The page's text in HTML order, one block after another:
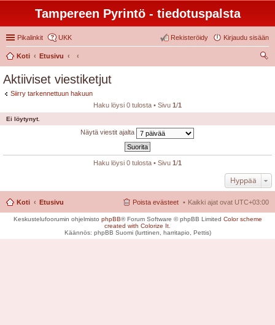
Tampereen Pyrintö - tiedotuspalsta
Pikalinkit UKK Kirjaudu sisään
Rekisteröidy
Koti
Etusivu
Aktiiviset viestiketjut
Siirry tarkennettuun hakuun
Haku löysi 0 tulosta • Sivu 1/1
Ei löytynyt.
Näytä viestit ajalta
Haku löysi 0 tulosta • Sivu 1/1
Hyppää
Koti Etusivu Kaikki ajat ovat UTC+03:00
Poista evästeet
Keskustelufoorumin ohjelmisto phpBB® Forum Software © phpBB Limited Color scheme
created with Colorize It
Käännös: phpBB Suomi (lurttinen, harritapio, Pettis)